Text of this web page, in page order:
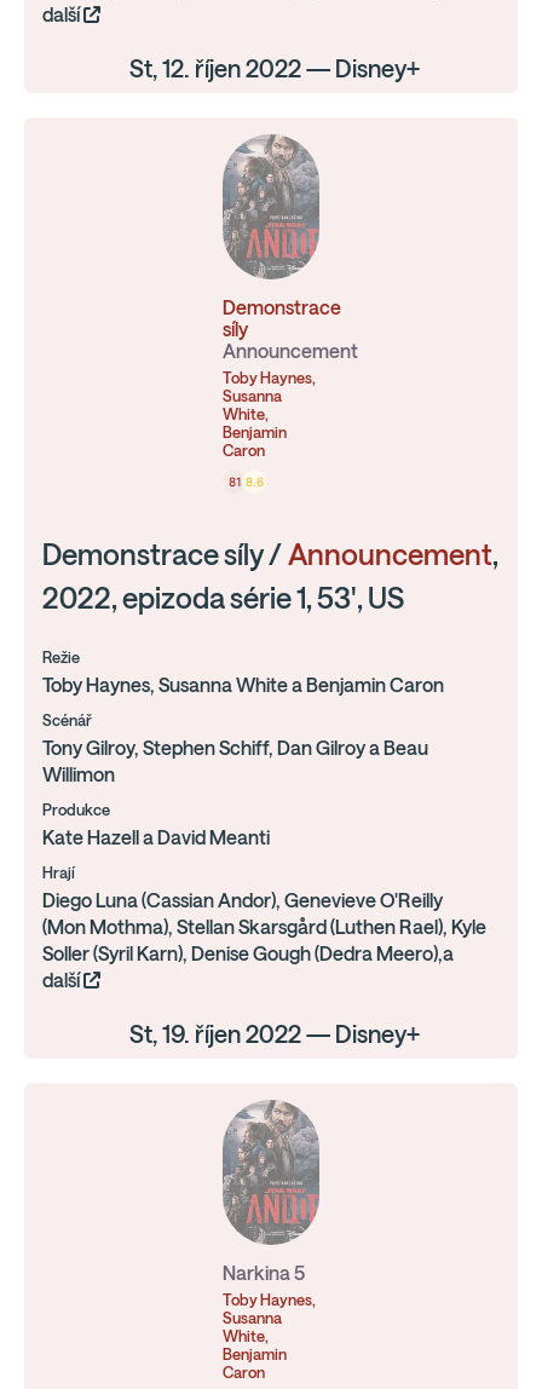
další
St, 12. říjen 2022 — Disney+
Demonstrace
síly
Announcement
Toby Haynes,
Susanna
White,
Benjamin
Caron
81 8.6
Demonstrace síly /Announcement,
2022, epizoda série 1, 53', US
Režie
Toby Haynes, Susanna White a Benjamin Caron
Scénář
Tony Gilroy, Stephen Schiff, Dan Gilroy a Beau
Willimon
Produkce
Kate Hazell a David Meanti
Hrají
Diego Luna (Cassian Andor), Genevieve O'Reilly
(Mon Mothma), Stellan Skarsgård (Luthen Rael), Kyle
Soller (Syril Karn), Denise Gough (Dedra Meero),a
další
St, 19. říjen 2022 — Disney+
Narkina 5
Toby Haynes,
Susanna
White,
Benjamin
Caron